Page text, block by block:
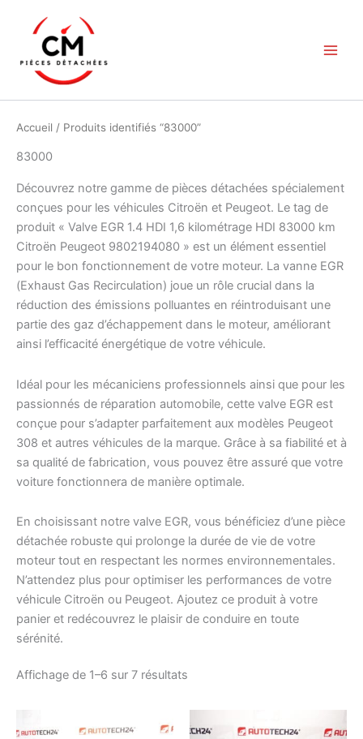
contenu
Accueil / Produits identifiés “83000”
83000
Découvrez notre gamme de pièces détachées spécialement
conçues pour les véhicules Citroën et Peugeot. Le tag de
produit « Valve EGR 1.4 HDI 1,6 kilométrage HDI 83000 km
Citroën Peugeot 9802194080 » est un élément essentiel
pour le bon fonctionnement de votre moteur. La vanne EGR
(Exhaust Gas Recirculation) joue un rôle crucial dans la
réduction des émissions polluantes en réintroduisant une
partie des gaz d’échappement dans le moteur, améliorant
ainsi l’efficacité énergétique de votre véhicule.
Idéal pour les mécaniciens professionnels ainsi que pour les
passionnés de réparation automobile, cette valve EGR est
conçue pour s’adapter parfaitement aux modèles Peugeot
308 et autres véhicules de la marque. Grâce à sa fiabilité et à
sa qualité de fabrication, vous pouvez être assuré que votre
voiture fonctionnera de manière optimale.
En choisissant notre valve EGR, vous bénéficiez d’une pièce
détachée robuste qui prolonge la durée de vie de votre
moteur tout en respectant les normes environnementales.
N’attendez plus pour optimiser les performances de votre
véhicule Citroën ou Peugeot. Ajoutez ce produit à votre
panier et redécouvrez le plaisir de conduire en toute
sérénité.
Affichage de 1–6 sur 7 résultats
récent
plus